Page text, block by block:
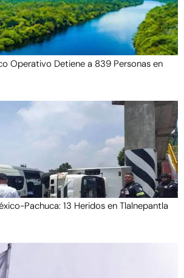
Operativo Detiene a 839 Personas en
Pachuca: 13 Heridos en Tlalnepantla